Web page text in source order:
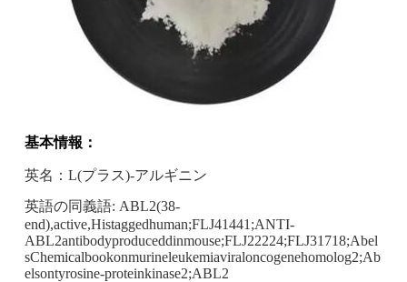
基本情報：
英名：L(プラス)-アルギニン
英語の同義語: ABL2(38-
end),active,Histaggedhuman;FLJ41441;ANTI-
ABL2antibodyproduceddinmouse;FLJ22224;FLJ31718;Abel
sChemicalbookonmurineleukemiaviraloncogenehomolog2;Ab
elsontyrosine-proteinkinase2;ABL2